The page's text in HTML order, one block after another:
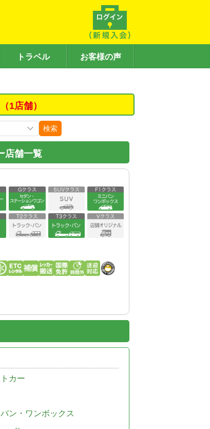
トラベル お客様の声
1店舗）
検索
店舗一覧
カー
ン・ワンボックス